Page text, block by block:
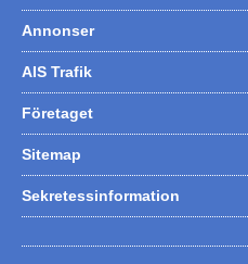
Annonser
AIS Trafik
Företaget
Sitemap
Sekretessinformation